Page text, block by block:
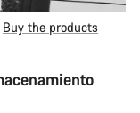
Buy the products